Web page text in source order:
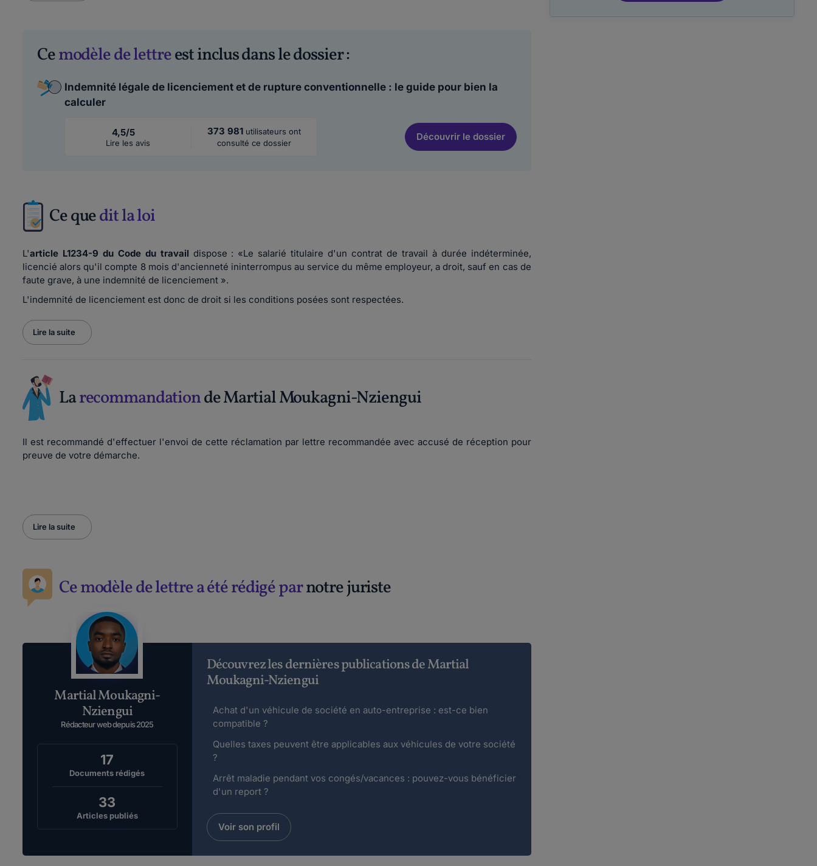
Cemodèle de lettreest inclus dans le dossier :
Indemnité légale de licenciement et de rupture conventionnelle : le guide pour bien la
calculer
4,5/5
Lire les avis
373 981 utilisateurs ont
consulté ce dossier
Découvrirle dossier
Ce quedit la loi
L'article L1234-9 du Code du travail dispose : «Le salarié titulaire d'un contrat de travail à durée indéterminée,
licencié alors qu'il compte 8 mois d'ancienneté ininterrompus au service du même employeur, a droit, sauf en cas de
faute grave, à une indemnité de licenciement ».
L'indemnité de licenciement est donc de droit si les conditions posées sont respectées.
Lire la suite
Larecommandationde Martial Moukagni-Nziengui
Il est recommandé d'effectuer l'envoi de cette réclamation par lettre recommandée avec accusé de réception pour
preuve de votre démarche.
Lire la suite
Ce modèle de lettre a été rédigé parnotre juriste
Martial Moukagni-
Nziengui
Rédacteur web depuis 2025
17
Documents rédigés
33
Articles publiés
Découvrez les dernières publications de Martial
Moukagni-Nziengui
Achat d'un véhicule de société en auto-entreprise : est-ce bien
compatible ?
Quelles taxes peuvent être applicables aux véhicules de votre société
?
Arrêt maladie pendant vos congés/vacances : pouvez-vous bénéficier
d'un report ?
Voir son profil